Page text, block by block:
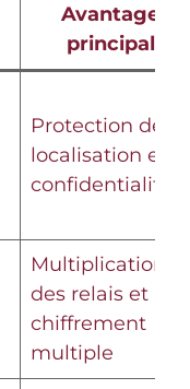
Avantage
principal
Protection de la
localisation et
confidentialité
Multiplication
des relais et
chiffrement
multiple